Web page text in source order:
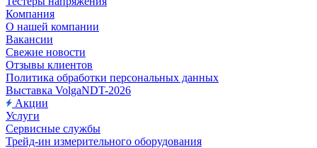
Компания
О нашей компании
Вакансии
Свежие новости
Отзывы клиентов
Политика обработки персональных данных
Выставка VolgaNDT-2026
Акции
Услуги
Сервисные службы
Трейд-ин измерительного оборудования